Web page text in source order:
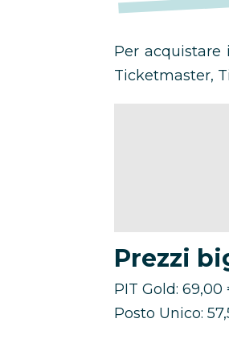
Per
Ticketmaster,
Prezzi
PIT Gold:
Posto Unico: